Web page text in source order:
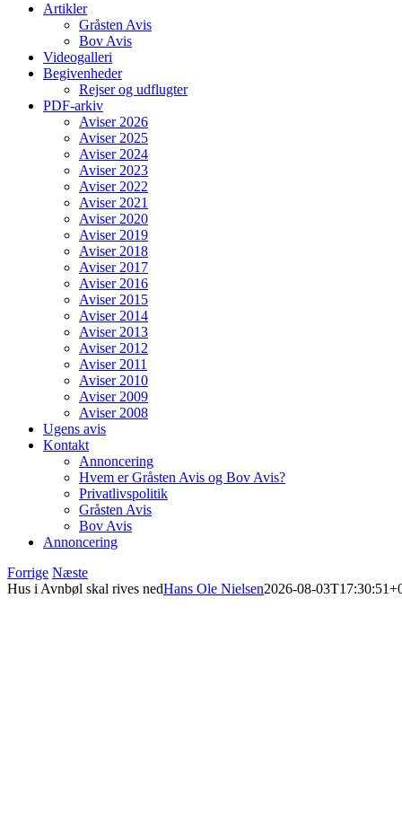
Artikler
Gråsten Avis
Bov Avis
Videogalleri
Begivenheder
Rejser og udflugter
PDF-arkiv
Aviser 2026
Aviser 2025
Aviser 2024
Aviser 2023
Aviser 2022
Aviser 2021
Aviser 2020
Aviser 2019
Aviser 2018
Aviser 2017
Aviser 2016
Aviser 2015
Aviser 2014
Aviser 2013
Aviser 2012
Aviser 2011
Aviser 2010
Aviser 2009
Aviser 2008
Ugens avis
Kontakt
Annoncering
Hvem er Gråsten Avis og Bov Avis?
Privatlivspolitik
Gråsten Avis
Bov Avis
Annoncering
Forrige Næste
Hus i Avnbøl skal rives nedHans Ole Nielsen2026-08-